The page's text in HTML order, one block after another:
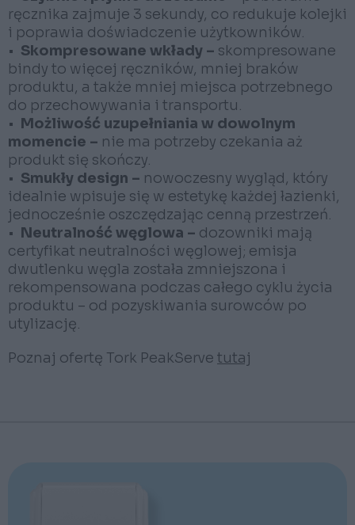
ręcznika zajmuje 3 sekundy, co redukuje kolejki
i poprawia doświadczenie użytkowników.
• Skompresowane wkłady – skompresowane
bindy to więcej ręczników, mniej braków
produktu, a także mniej miejsca potrzebnego
do przechowywania i transportu.
• Możliwość uzupełniania w dowolnym
momencie – nie ma potrzeby czekania aż
produkt się skończy.
• Smukły design – nowoczesny wygląd, który
idealnie wpisuje się w estetykę każdej łazienki,
jednocześnie oszczędzając cenną przestrzeń.
• Neutralność węglowa – dozowniki mają
certyfikat neutralności węglowej; emisja
dwutlenku węgla została zmniejszona i
rekompensowana podczas całego cyklu życia
produktu – od pozyskiwania surowców po
utylizację.
Poznaj ofertę Tork PeakServe tutaj